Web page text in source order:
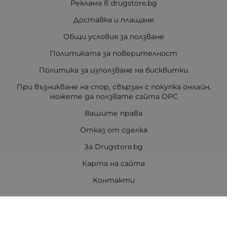
Реклама в drugstore.bg
Доставка и плащане
Общи условия за ползване
Политиката за поверителност
Политика за използване на бисквитки
При възникване на спор, свързан с покупка онлайн,
можете да ползвате сайта ОРС
Вашите права
Отказ от сделка
За Drugstore.bg
Карта на сайта
Контакти